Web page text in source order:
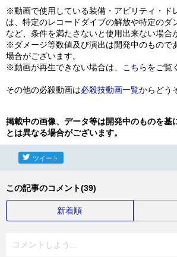
※動画で使用している装備・アビリティ・ド
は、特定のレコードダイブの解放や特定のダ
など、条件を満たさないと使用出来ない場合
※ダメージ等数値及び演出は開発中のもので
場合がございます。
※動画が再生できない場合は、
こちらをご覧
その他の必殺動画は必殺技動画一覧からどう
掲載中の画像、データ等は開発中のものを基
とは異なる場合がございます。
ツイート
この記事のコメント(39)
新着順
コメントしよう...